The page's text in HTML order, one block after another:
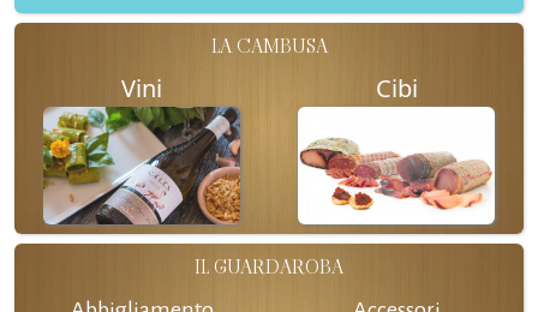
LA CAMBUSA
Vini Cibi
IL GUARDAROBA